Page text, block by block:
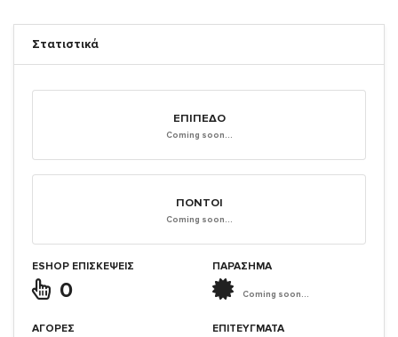
Στατιστικά
ΕΠΊΠΕΔΟ
Coming soon...
ΠΌΝΤΟΙ
Coming soon...
ESHOP ΕΠΙΣΚΈΨΕΙΣ
0
ΑΓΟΡΈΣ
ΠΑΡΑΣΗΜΑ
Coming soon...
ΕΠΙΤΕΎΓΜΑΤΑ